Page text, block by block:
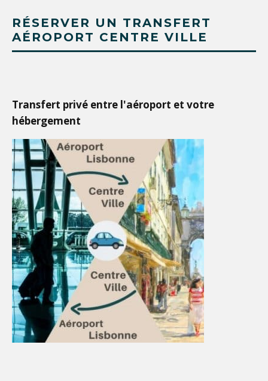
RÉSERVER UN TRANSFERT
AÉROPORT CENTRE VILLE
Transfert privé entre l'aéroport et votre
hébergement